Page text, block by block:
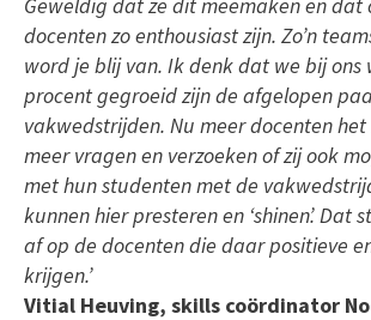
docenten zo enthousiast zijn. Zo’n
word je blij van. Ik denk dat we bij ons
procent gegroeid zijn de afgelopen
vakwedstrijden. Nu meer docenten
meer vragen en verzoeken of zij ook
met hun studenten met de
kunnen hier presteren en ‘shinen’. Dat
af op de docenten die daar positieve
krijgen.’
Vitial Heuving, skills coördinator